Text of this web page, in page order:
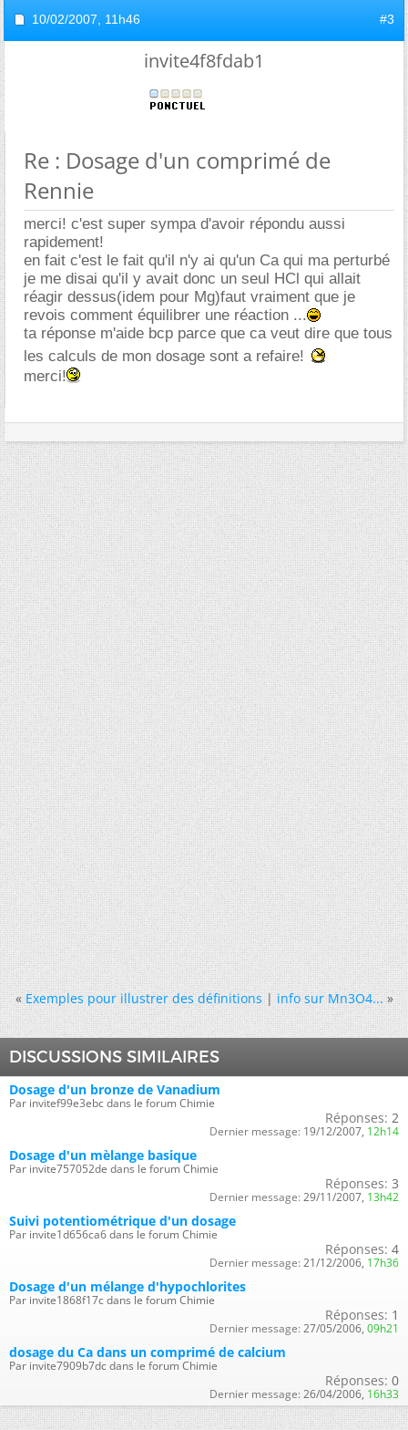
10/02/2007, 11h46 #3
invite4f8fdab1
Re : Dosage d'un comprimé de
Rennie
merci! c'est super sympa d'avoir répondu aussi
rapidement!
en fait c'est le fait qu'il n'y ai qu'un Ca qui ma perturbé
je me disai qu'il y avait donc un seul HCl qui allait
réagir dessus(idem pour Mg)faut vraiment que je
revois comment équilibrer une réaction ...
ta réponse m'aide bcp parce que ca veut dire que tous
les calculs de mon dosage sont a refaire!
merci!
« Exemples pour illustrer des définitions|info sur Mn3O4... »
DISCUSSIONS SIMILAIRES
Dosage d'un bronze de Vanadium
Par invitef99e3ebc dans le forum Chimie
Réponses: 2
Dernier message: 19/12/2007, 12h14
Dosage d'un mèlange basique
Par invite757052de dans le forum Chimie
Réponses: 3
Dernier message: 29/11/2007, 13h42
Suivi potentiométrique d'un dosage
Par invite1d656ca6 dans le forum Chimie
Réponses: 4
Dernier message: 21/12/2006, 17h36
Dosage d'un mélange d'hypochlorites
Par invite1868f17c dans le forum Chimie
Réponses: 1
Dernier message: 27/05/2006, 09h21
dosage du Ca dans un comprimé de calcium
Par invite7909b7dc dans le forum Chimie
Réponses: 0
Dernier message: 26/04/2006, 16h33